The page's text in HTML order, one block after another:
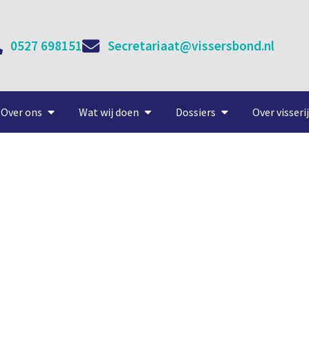
0527 698151 Secretariaat@vissersbond.nl
Over ons Wat wij doen Dossiers Over visserij